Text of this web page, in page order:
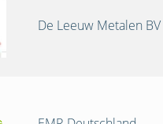
De Leeuw Metalen BV